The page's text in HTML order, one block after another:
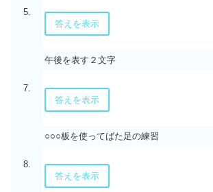
5.
答えを表示
7.
午後を表す２文字
答えを表示
8.
○○○板を使ってばた足の練習
答えを表示